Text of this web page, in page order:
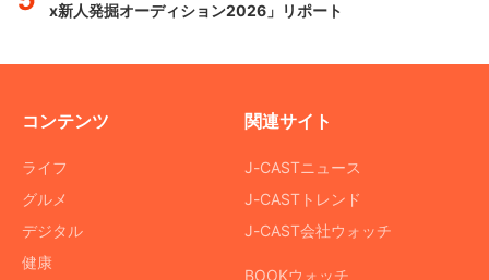
x新人発掘オーディション2026」リポート
コンテンツ
ライフ
グルメ
デジタル
健康
関連サイト
J-CASTニュース
J-CASTトレンド
J-CAST会社ウォッチ
BOOKウォッチ